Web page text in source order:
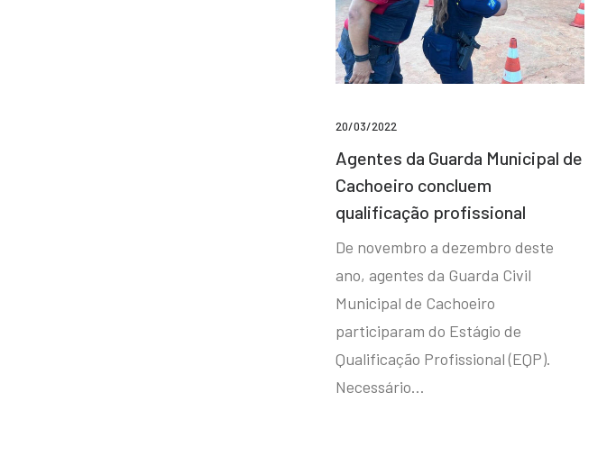
20/03/2022
Agentes da Guarda Municipal de
Cachoeiro concluem
qualificação profissional
De novembro a dezembro deste
ano, agentes da Guarda Civil
Municipal de Cachoeiro
participaram do Estágio de
Qualificação Profissional (EQP).
Necessário…